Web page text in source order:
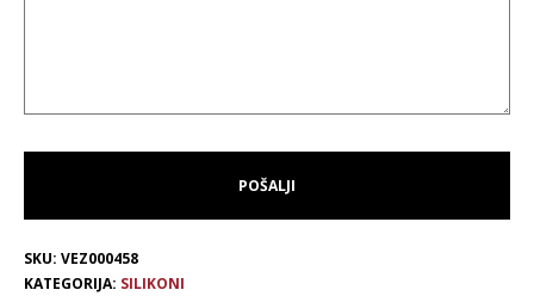
SKU: VEZ000458
KATEGORIJA: SILIKONI